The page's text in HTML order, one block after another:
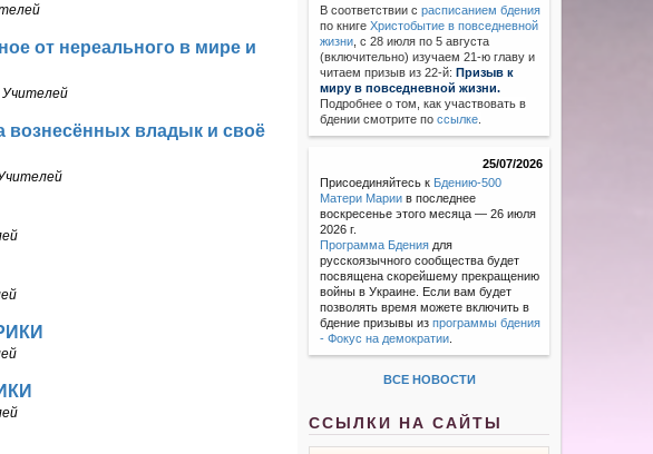
от нереального в мире и
Учителей
вознесённых владык и своё
В соответствии с расписанием бдения
по книгеХристобытие в повседневной
жизни с 28 июля по 5 августа
(включительно) изучаем 21-ю главу и
читаем призыв из 22-й: Призыв к
миру в повседневной жизни.
Подробнее о том, как участвовать в
бдении смотрите поссылке
25/07/2026
Присоединяйтесь к Бдению-500
Матери Марии в последнее
воскресенье этого месяца — 26 июля
2026 г.
Программа Бдения для
русскоязычного сообщества будет
посвящена скорейшему прекращению
войны в Украине. Если вам будет
позволять время можете включить в
бдение призывы изпрограммы бдения
- Фокус на демократии
ВСЕ НОВОСТИ
ССЫЛКИ НА САЙТЫ